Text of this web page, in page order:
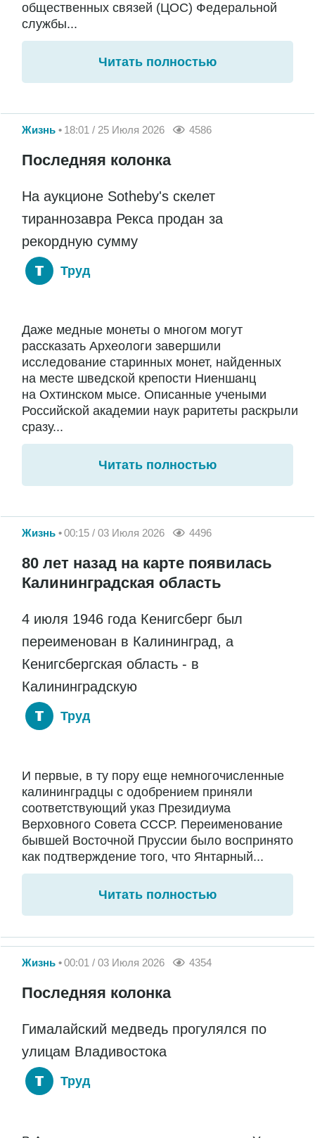
общественных связей (ЦОС) Федеральной
службы...
Читать полностью
Жизнь 18:01 / 25 Июля 2026 4586
Последняя колонка
На аукционе Sotheby's скелет
тираннозавра Рекса продан за
рекордную сумму
Труд
Даже медные монеты о многом могут
рассказать Археологи завершили
исследование старинных монет, найденных
на месте шведской крепости Ниеншанц
на Охтинском мысе. Описанные учеными
Российской академии наук раритеты раскрыли
сразу...
Читать полностью
Жизнь 00:15 / 03 Июля 2026 4496
80 лет назад на карте появилась
Калининградская область
4 июля 1946 года Кенигсберг был
переименован в Калининград, а
Кенигсбергская область - в
Калининградскую
Труд
И первые, в ту пору еще немногочисленные
калининградцы с одобрением приняли
соответствующий указ Президиума
Верховного Совета СССР. Переименование
бывшей Восточной Пруссии было воспринято
как подтверждение того, что Янтарный...
Читать полностью
Жизнь 00:01 / 03 Июля 2026 4354
Последняя колонка
Гималайский медведь прогулялся по
улицам Владивостока
Труд